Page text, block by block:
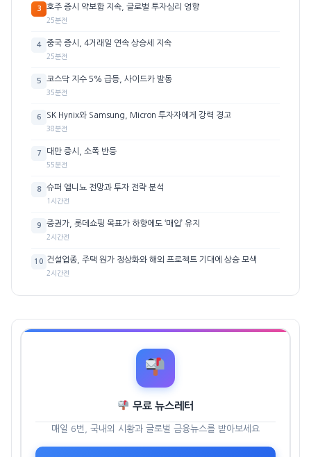
3 호주 증시 약보합 지속, 글로벌 투자심리 영향
25분전
4 중국 증시, 4거래일 연속 상승세 지속
25분전
5 코스닥 지수 5% 급등, 사이드카 발동
35분전
6 SK Hynix와 Samsung, Micron 투자자에게 강력 경고
38분전
7 대만 증시, 소폭 반등
55분전
8 슈퍼 엘니뇨 전망과 투자 전략 분석
1시간전
9 증권가, 롯데쇼핑 목표가 하향에도 ‘매입’ 유지
2시간전
10 건설업종, 주택 원가 정상화와 해외 프로젝트 기대에 상승 모색
2시간전
무료 뉴스레터
매일 6번, 국내외 시황과 글로벌 금융뉴스를 받아보세요